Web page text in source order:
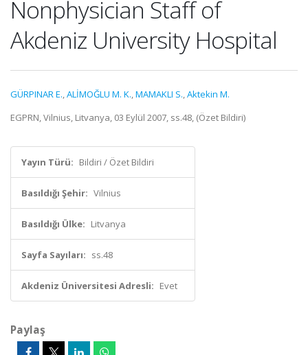
Nonphysician Staff of
Akdeniz University Hospital
GÜRPINAR E.,ALİMOĞLU M. K.,MAMAKLI S.,Aktekin M.
EGPRN, Vilnius, Litvanya, 03 Eylül 2007, ss.48, (Özet Bildiri)
Yayın Türü: Bildiri / Özet Bildiri
Basıldığı Şehir: Vilnius
Basıldığı Ülke: Litvanya
Sayfa Sayıları: ss.48
Akdeniz Üniversitesi Adresli: Evet
Paylaş